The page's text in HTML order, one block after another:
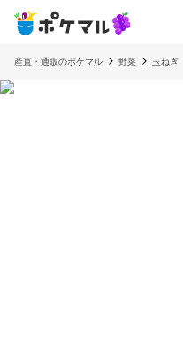
産直・通販のポケマル 野菜 玉ねぎ